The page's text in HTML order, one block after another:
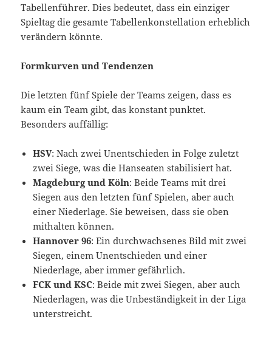
Tabellenführer. Dies bedeutet, dass ein einziger
Spieltag die gesamte Tabellenkonstellation erheblich
verändern könnte.
Formkurven und Tendenzen
Die letzten fünf Spiele der Teams zeigen, dass es
kaum ein Team gibt, das konstant punktet.
Besonders auffällig:
HSV: Nach zwei Unentschieden in Folge zuletzt
zwei Siege, was die Hanseaten stabilisiert hat.
Magdeburg und Köln: Beide Teams mit drei
Siegen aus den letzten fünf Spielen, aber auch
einer Niederlage. Sie beweisen, dass sie oben
mithalten können.
Hannover 96: Ein durchwachsenes Bild mit zwei
Siegen, einem Unentschieden und einer
Niederlage, aber immer gefährlich.
FCK und KSC: Beide mit zwei Siegen, aber auch
Niederlagen, was die Unbeständigkeit in der Liga
unterstreicht.